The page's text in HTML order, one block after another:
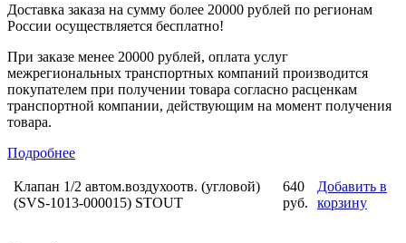
Доставка заказа на сумму более 20000 рублей по регионам
России осуществляется бесплатно!
При заказе менее 20000 рублей, оплата услуг
межрегиональных транспортных компаний производится
покупателем при получении товара согласно расценкам
транспортной компании, действующим на момент получения
товара.
Подробнее
Клапан 1/2 автом.воздухоотв. (угловой)
(SVS-1013-000015) STOUT
640
руб.
Добавить в
корзину